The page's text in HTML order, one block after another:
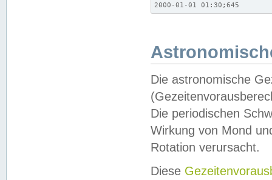
2000-01-01 01:30;645
Die astronomische
Die periodischen
Wirkung von Mond
Rotation verursacht.
Diese